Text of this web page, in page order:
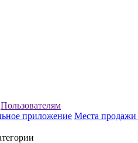
Пользователям
приложение Места продажи